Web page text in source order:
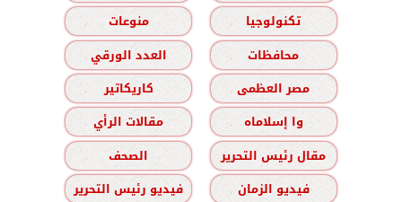
تكنولوجيا
منوعات
محافظات
العدد الورقي
مصر العظمى
كاريكاتير
وا إسلاماه
مقالات الرأي
مقال رئيس التحرير
الصحف
فيديو الزمان
فيديو رئيس التحرير